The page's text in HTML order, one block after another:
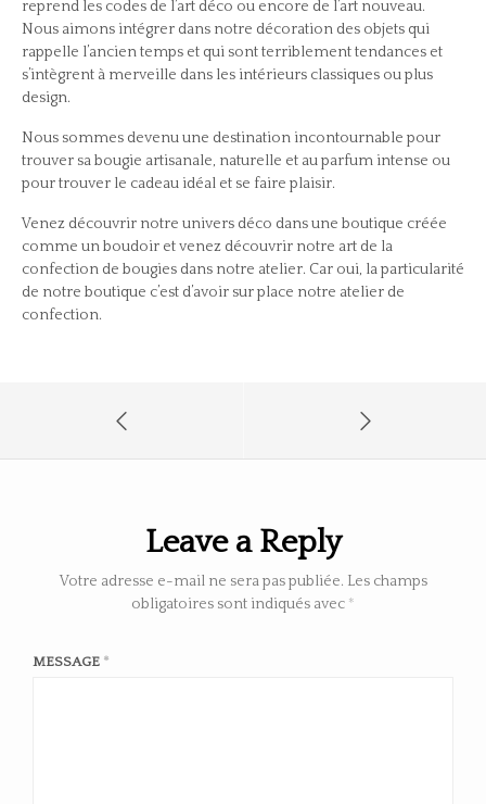
reprend les codes de l’art déco ou encore de l’art nouveau.
Nous aimons intégrer dans notre décoration des objets qui
rappelle l’ancien temps et qui sont terriblement tendances et
s’intègrent à merveille dans les intérieurs classiques ou plus
design.
Nous sommes devenu une destination incontournable pour
trouver sa bougie artisanale, naturelle et au parfum intense ou
pour trouver le cadeau idéal et se faire plaisir.
Venez découvrir notre univers déco dans une boutique créée
comme un boudoir et venez découvrir notre art de la
confection de bougies dans notre atelier. Car oui, la particularité
de notre boutique c’est d’avoir sur place notre atelier de
confection.
Leave a Reply
Votre adresse e-mail ne sera pas publiée. Les champs
obligatoires sont indiqués avec *
MESSAGE *